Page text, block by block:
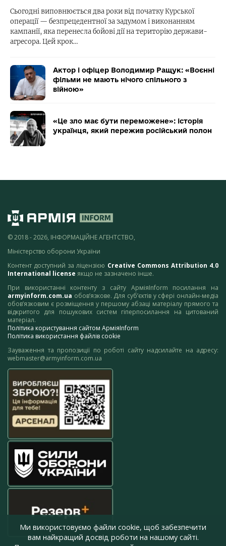
Сьогодні виповнюється два роки від початку Курської
операції — безпрецедентної за задумом і виконанням
кампанії, яка перенесла бойові дії на територію держави-
агресора. Цей крок…
Актор і офіцер Володимир Ращук: «Воєнні
фільми не мають нічого спільного з
війною»
«Це зло має бути переможене»: історія
українця, який пережив російський полон
© 2018 - 2026, ІНФОРМАЦІЙНЕ АГЕНТСТВО,
Міністерство оборони України
Контент доступний за ліцензією Creative Commons Attribution 4.0
International license якщо не зазначено інше.
При використанні контенту з сайту АрміяInform посилання на
armyinform.com.ua обов’язкове. Для суб’єктів у сфері онлайн-медіа
обов’язковим є розміщення у першому абзаці матеріалу прямого та
відкритого для пошукових систем гіперпосилання на цитований
матеріал.
Політика користування сайтом АрміяInform
Політика використання файлів cookie
Зауваження та пропозиції по роботі сайту надсилайте на адресу:
webmaster@armyinform.com.ua
Ми використовуємо файли cookie, щоб забезпечити
вам найкращий досвід роботи на нашому сайті.